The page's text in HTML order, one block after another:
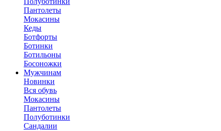
Пантолеты
Мокасины
Кеды
Ботфорты
Ботинки
Ботильоны
Босоножки
Мужчинам
Новинки
Вся обувь
Мокасины
Пантолеты
Полуботинки
Сандалии